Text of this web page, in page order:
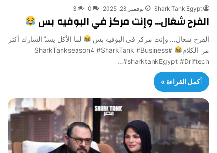
Shark Tank Egypt نوفمبر 28, 2025 0
3
الفرح شغال… وإنت مركز في البوفيه بس
الفرح شغال… وإنت مركز في البوفيه بس
لما الأكل يشدّ الشارك أكتر
من الكلام
#SharkTankseason4 #SharkTank #Business
#sharktankEgypt #Driftech…
أكمل القراءة »